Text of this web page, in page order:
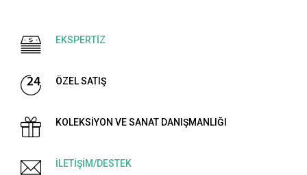
EKSPERTİZ
ÖZEL SATIŞ
KOLEKSİYON VE SANAT DANIŞMANLIĞI
İLETİŞİM/DESTEK